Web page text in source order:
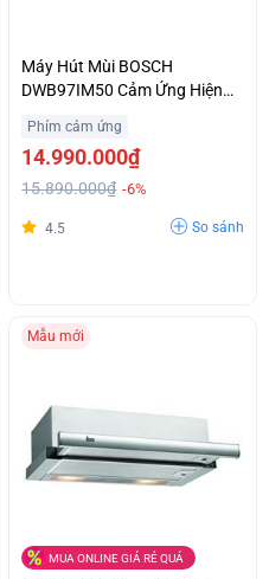
Máy Hút Mùi BOSCH
DWB97IM50 Cảm Ứng Hiện
Phím cảm ứng
14.990.000₫
15.890.000₫ -6%
4.5 So sánh
Mẫu mới
MUA ONLINE GIÁ RẺ QUÁ